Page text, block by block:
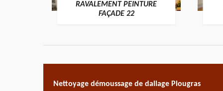
RAVALEMENT PEINTURE
FAÇADE 22
Nettoyage démoussage de dallage Plougras